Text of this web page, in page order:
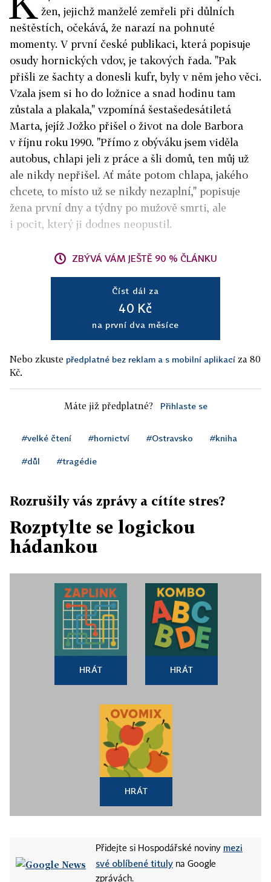
žen, jejichž manželé zemřeli při důlních
neštěstích, očekává, že narazí na pohnuté
momenty. V první české publikaci, která popisuje
osudy hornických vdov, je takových řada. "Pak
přišli ze šachty a donesli kufr, byly v něm jeho věci.
Vzala jsem si ho do ložnice a snad hodinu tam
zůstala a plakala," vzpomíná šestašedesátiletá
Marta, jejíž Jožko přišel o život na dole Barbora
v říjnu roku 1990. "Přímo z obýváku jsem viděla
autobus, chlapi jeli z práce a šli domů, ten můj už
ale nikdy nepřišel. Ať máte potom chlapa, jakého
chcete, to místo už se nikdy nezaplní," popisuje
žena první dny a týdny po mužově smrti, ale
i pocit, který ji dodnes neopustil.
ZBÝVÁ VÁM JEŠTĚ 90 % ČLÁNKU
Číst dál za
40 Kč
na první dva měsíce
Nebo zkuste předplatné bez reklam a s mobilní aplikací za 80
Kč.
Máte již předplatné? Přihlaste se
#velké čtení #hornictví #Ostravsko #kniha
#důl #tragédie
Rozrušily vás zprávy a cítíte stres?
Rozptylte se logickou
hádankou
HRÁT HRÁT
HRÁT
Přidejte si Hospodářské noviny mezi
své oblíbené tituly na Google
zprávách.